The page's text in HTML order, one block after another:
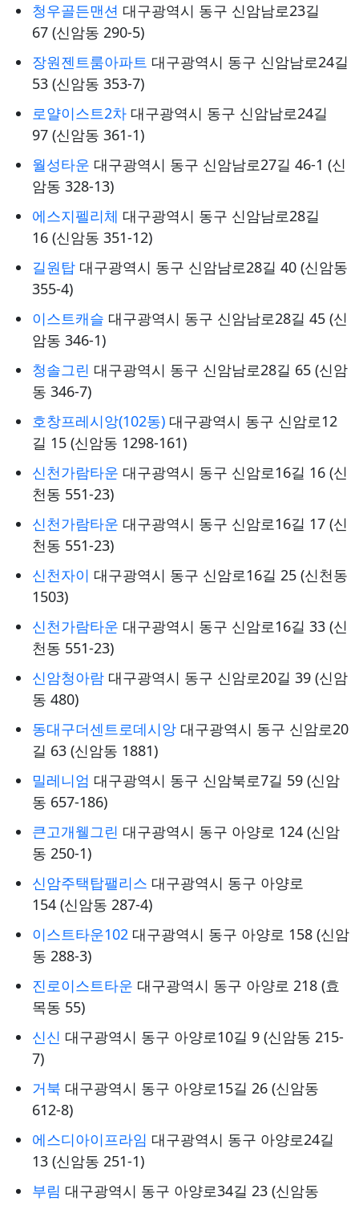
청우골든맨션 대구광역시 동구 신암남로23길
67 (신암동 290-5)
장원젠트룸아파트 대구광역시 동구 신암남로24길
53 (신암동 353-7)
로얄이스트2차 대구광역시 동구 신암남로24길
97 (신암동 361-1)
월성타운 대구광역시 동구 신암남로27길 46-1 (신
암동 328-13)
에스지펠리체 대구광역시 동구 신암남로28길
16 (신암동 351-12)
길원탑 대구광역시 동구 신암남로28길 40 (신암동
355-4)
이스트캐슬 대구광역시 동구 신암남로28길 45 (신
암동 346-1)
청솔그린 대구광역시 동구 신암남로28길 65 (신암
동 346-7)
호창프레시앙(102동) 대구광역시 동구 신암로12
길 15 (신암동 1298-161)
신천가람타운 대구광역시 동구 신암로16길 16 (신
천동 551-23)
신천가람타운 대구광역시 동구 신암로16길 17 (신
천동 551-23)
신천자이 대구광역시 동구 신암로16길 25 (신천동
1503)
신천가람타운 대구광역시 동구 신암로16길 33 (신
천동 551-23)
신암청아람 대구광역시 동구 신암로20길 39 (신암
동 480)
동대구더센트로데시앙 대구광역시 동구 신암로20
길 63 (신암동 1881)
밀레니엄 대구광역시 동구 신암북로7길 59 (신암
동 657-186)
큰고개웰그린 대구광역시 동구 아양로 124 (신암
동 250-1)
신암주택탑팰리스 대구광역시 동구 아양로
154 (신암동 287-4)
이스트타운102 대구광역시 동구 아양로 158 (신암
동 288-3)
진로이스트타운 대구광역시 동구 아양로 218 (효
목동 55)
신신 대구광역시 동구 아양로10길 9 (신암동 215-
7)
거북 대구광역시 동구 아양로15길 26 (신암동
612-8)
에스디아이프라임 대구광역시 동구 아양로24길
13 (신암동 251-1)
부림 대구광역시 동구 아양로34길 23 (신암동